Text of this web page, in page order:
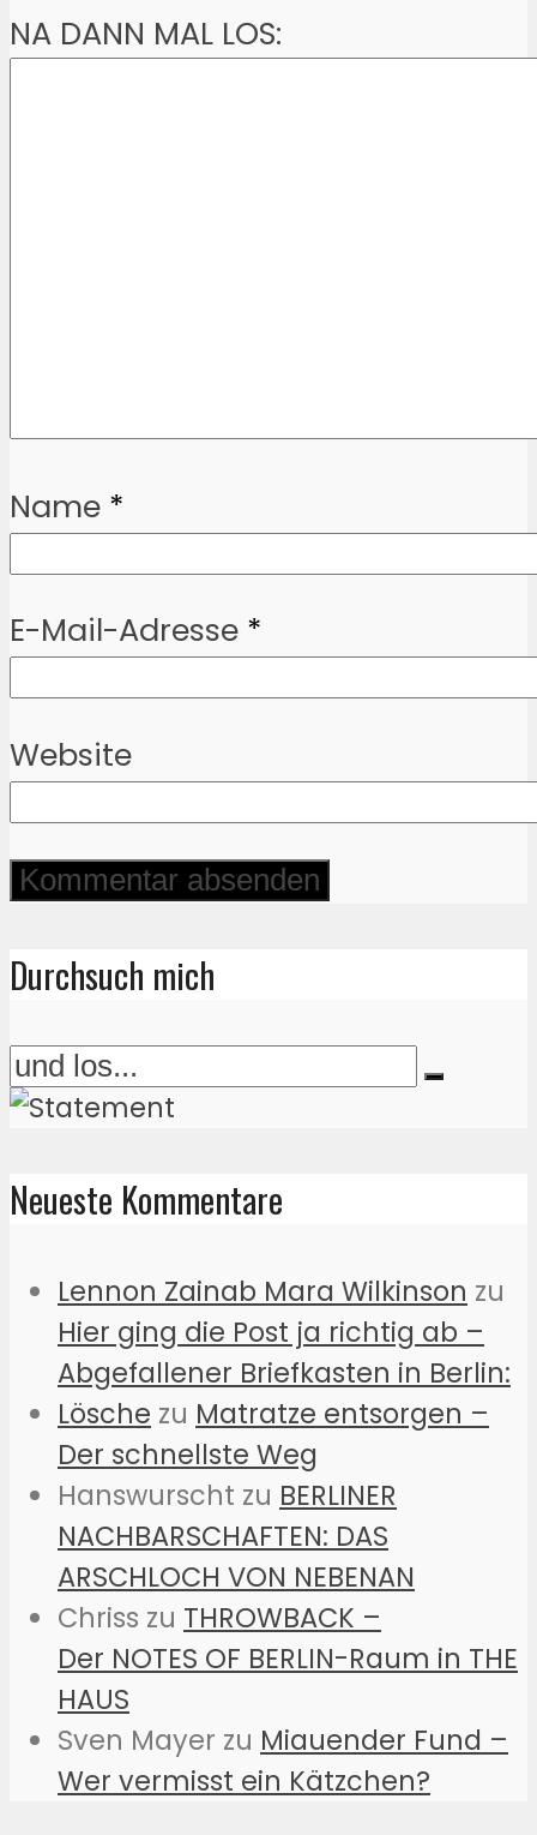
NA DANN MAL LOS:
Name *
E-Mail-Adresse *
Website
Durchsuch mich
Neueste Kommentare
Lennon Zainab Mara Wilkinson zu
Hier ging die Post ja richtig ab –
Abgefallener Briefkasten in Berlin:
Lösche zu Matratze entsorgen –
Der schnellste Weg
Hanswurscht zu BERLINER
NACHBARSCHAFTEN: DAS
ARSCHLOCH VON NEBENAN
Chriss zu THROWBACK –
Der NOTES OF BERLIN-Raum in THE
HAUS
Sven Mayer zu Miauender Fund –
Wer vermisst ein Kätzchen?